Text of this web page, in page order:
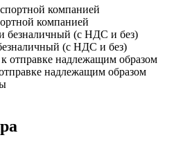
компанией
(с НДС и без)
надлежащим образом